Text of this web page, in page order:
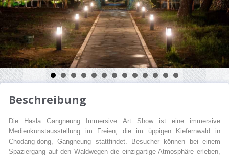
Beschreibung
Die Hasla Gangneung Immersive Art Show ist eine immersive
Medienkunstausstellung im Freien, die im üppigen Kiefernwald in
Chodang-dong, Gangneung stattfindet. Besucher können bei einem
Spaziergang auf den Waldwegen die einzigartige Atmosphäre erleben,